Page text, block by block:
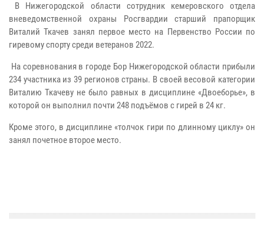
В Нижегородской области сотрудник кемеровского отдела
вневедомственной охраны Росгвардии старший прапорщик
Виталий Ткачев занял первое место на Первенство России по
гиревому спорту среди ветеранов 2022.
На соревнования в городе Бор Нижегородской области прибыли
234 участника из 39 регионов страны. В своей весовой категории
Виталию Ткачеву не было равных в дисциплине «Двоеборье», в
которой он выполнил почти 248 подъёмов с гирей в 24 кг.
Кроме этого, в дисциплине «толчок гири по длинному циклу» он
занял почетное второе место.